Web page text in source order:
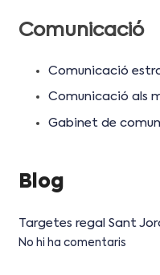
Comunicació
Comunicació
Comunicació als
Gabinet de
Blog
Targetes regal Sant
No hi ha comentaris